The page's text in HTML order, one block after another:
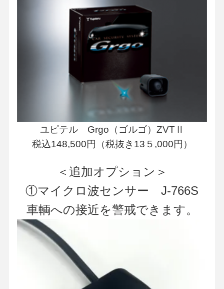
ユピテル Grgo（ゴルゴ）ZVTⅡ
税込148,500円（税抜き13５,000円）
＜追加オプション＞
①マイクロ波センサー J-766S
車輌への接近を警戒できます。